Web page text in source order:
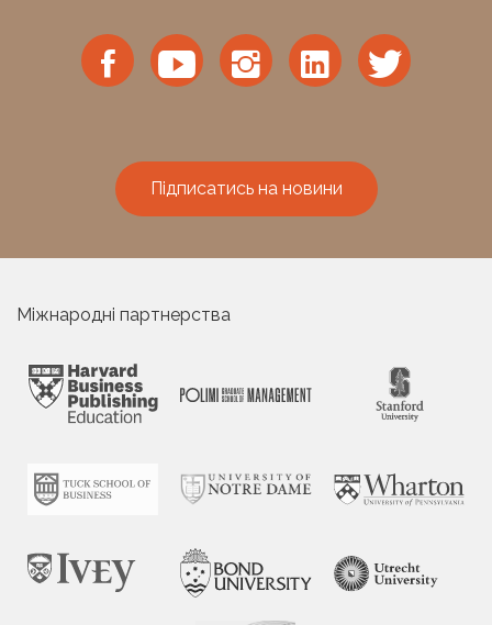
Підписатись на новини
Міжнародні партнерства